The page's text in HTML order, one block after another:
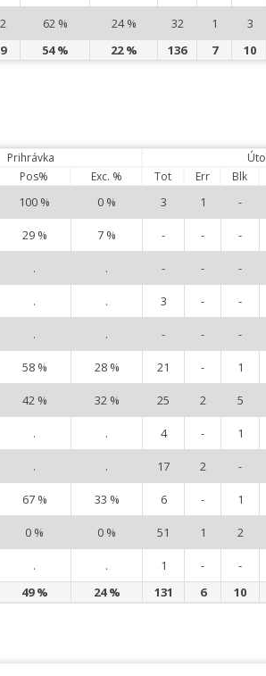
2 62 % 24 % 32 1 3
9 54 % 22 % 136 7 10
Prihrávka
Pos% Exc. % Tot Err Blk
100 % 0 % 3 1 -
29 % 7 % - - -
. . - - -
. . 3 - -
. . - - -
58 % 28 % 21 - 1
42 % 32 % 25 2 5
. . 4 - 1
. . 17 2 -
67 % 33 % 6 - 1
0 % 0 % 51 1 2
. . 1 - -
49 % 24 % 131 6 10